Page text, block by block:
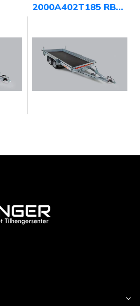
2000A402T185 RB